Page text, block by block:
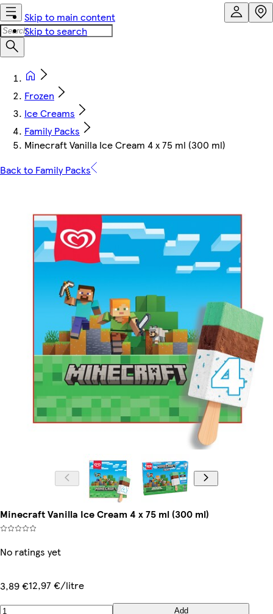
Skip to main content
Skip to search
Frozen
Ice Creams
Family Packs
Minecraft Vanilla Ice Cream 4 x 75 ml (300 ml)
Back to Family Packs
Minecraft Vanilla Ice Cream 4 x 75 ml (300 ml)
No ratings yet
3,89 €12,97 €/litre
Add